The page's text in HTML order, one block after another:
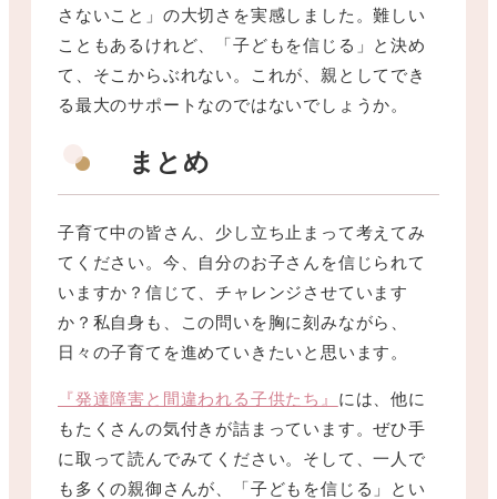
さないこと」の大切さを実感しました。難しい
こともあるけれど、「子どもを信じる」と決め
て、そこからぶれない。これが、親としてでき
る最大のサポートなのではないでしょうか。
まとめ
子育て中の皆さん、少し立ち止まって考えてみ
てください。今、自分のお子さんを信じられて
いますか？信じて、チャレンジさせています
か？私自身も、この問いを胸に刻みながら、
日々の子育てを進めていきたいと思います。
『発達障害と間違われる子供たち』 には、他に
もたくさんの気付きが詰まっています。ぜひ手
に取って読んでみてください。そして、一人で
も多くの親御さんが、「子どもを信じる」とい